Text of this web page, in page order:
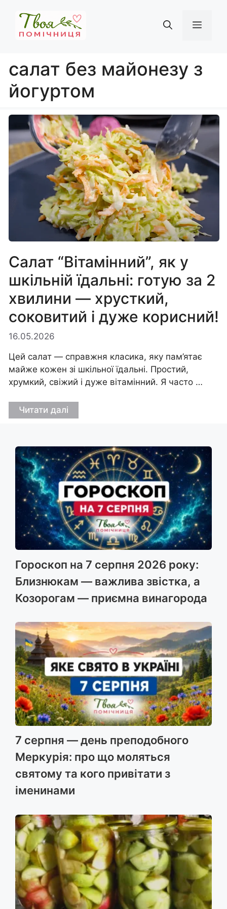
вмісту
салат без майонезу з
йогуртом
Салат “Вітамінний”, як у
шкільній їдальні: готую за 2
хвилини — хрусткий,
соковитий і дуже корисний!
16.05.2026
Цей салат — справжня класика, яку пам’ятає
майже кожен зі шкільної їдальні. Простий,
хрумкий, свіжий і дуже вітамінний. Я часто …
Читати далі
Гороскоп на 7 серпня 2026 року:
Близнюкам — важлива звістка, а
Козорогам — приємна винагорода
7 серпня — день преподобного
Меркурія: про що моляться
святому та кого привітати з
іменинами